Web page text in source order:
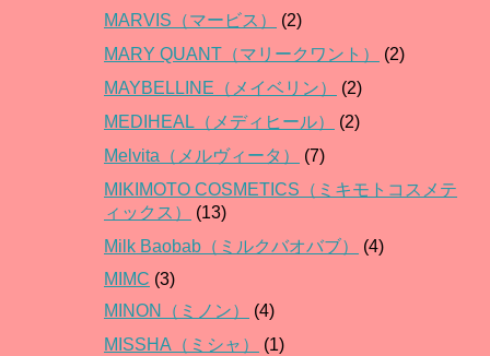
MARVIS（マービス）
(2)
MARY QUANT（マリークワント）
(2)
MAYBELLINE（メイベリン）
(2)
MEDIHEAL（メディヒール）
(2)
Melvita（メルヴィータ）
(7)
MIKIMOTO COSMETICS（ミキモトコスメテ
ィックス）
(13)
Milk Baobab（ミルクバオバブ）
(4)
MIMC (3)
MINON（ミノン）
(4)
MISSHA（ミシャ）
(1)